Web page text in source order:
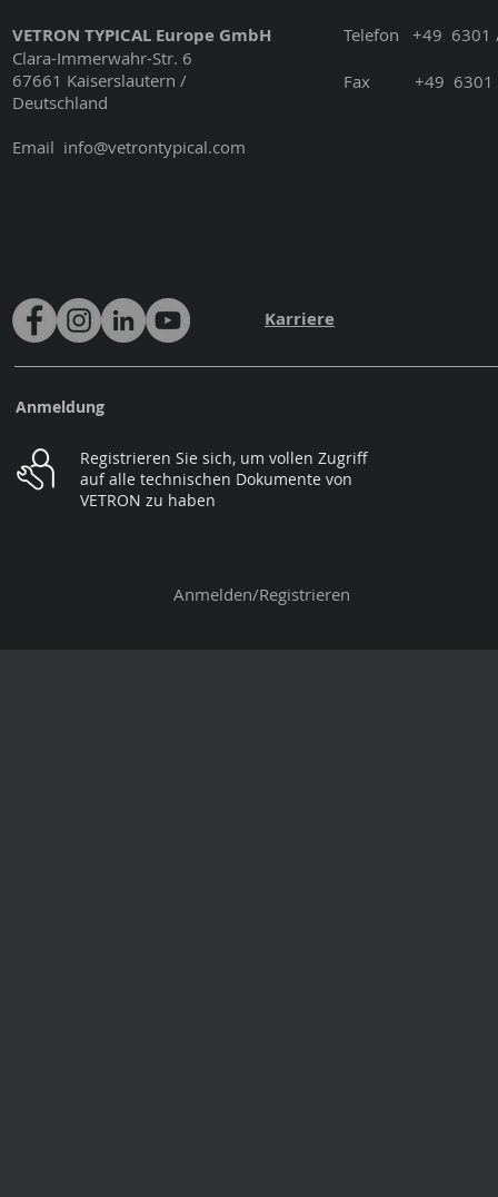
VETRON TYPICAL Europe GmbH
Clara-Immerwahr-Str. 6
67661 Kaiserslautern /
Deutschland
Email info@vetrontypical.com
Telefon +49 6301
Fax +49
Karriere
Anmeldung
Registrieren Sie sich, um vollen Zugriff
auf alle technischen Dokumente von
VETRON zu haben
Anmelden/Registrieren